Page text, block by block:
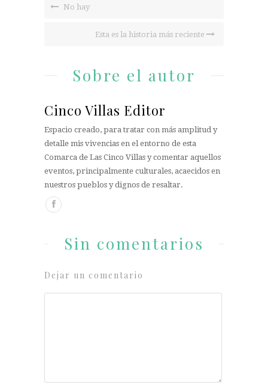
No hay
Esta es la historia más reciente
Sobre el autor
Cinco Villas Editor
Espacio creado, para tratar con más amplitud y
detalle mis vivencias en el entorno de esta
Comarca de Las Cinco Villas y comentar aquellos
eventos, principalmente culturales, acaecidos en
nuestros pueblos y dignos de resaltar.
Sin comentarios
Dejar un comentario